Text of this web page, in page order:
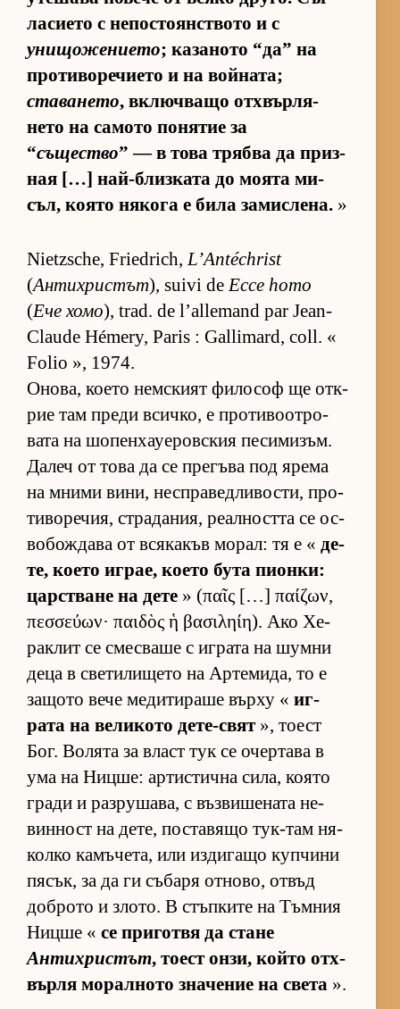
ла­си­ето с не­пос­то­ян­с­т­вото и с
унищожението; ка­за­ното “да” на
про­ти­во­ре­чи­ето и на вой­на­та;
ставането, включ­ващо от­х­вър­ля­
нето на са­мото по­ня­тие за
“същество” — в това трябва да приз­
ная […] най-близ­ката до мо­ята ми­
съл, ко­ято ня­кога е била за­мис­ле­на. »
Nietzsche, Friedrich,L’Antéchrist
(Антихристът), suivi deEcce homo
(Ече хомо), trad. de l’allemand par Jean-
Claude Hémery, Paris : Gallimard, coll. «
Folio », 1974.
Оно­ва, ко­ето нем­с­кият фи­ло­соф ще от­к­
рие там преди всич­ко, е про­ти­во­от­ро­
вата на шо­пен­ха­уе­ров­с­кия пе­си­ми­зъм.
Да­леч от това да се пре­гъва под ярема
на мними ви­ни, нес­п­ра­вед­ли­вос­ти, про­
ти­во­ре­чия, стра­да­ния, ре­ал­ността се ос­
во­бож­дава от вся­ка­къв мо­рал: тя е « де­
те, ко­ето иг­рае, ко­ето бута пи­он­ки:
цар­с­т­ване на дете » (παῖς […] παίζων,
πεσσεύων· παιδὸς ἡ βασιληίη). Ако Хе­
рак­лит се смес­ваше с иг­рата на шумни
деца в све­ти­ли­щето на Ар­те­ми­да, то е
за­щото вече ме­ди­ти­раше върху « иг­
рата на ве­ли­кото де­те-свят », то­ест
Бог. Во­лята за власт тук се очер­тава в
ума на Ниц­ше: ар­тис­тична си­ла, ко­ято
гради и раз­ру­ша­ва, с въз­ви­ше­ната не­
вин­ност на де­те, пос­та­вящо тук-там ня­
колко ка­мъ­че­та, или из­ди­гащо куп­чини
пя­сък, за да ги съ­баря от­но­во, от­въд
доб­рото и зло­то. В стъп­ките на Тъм­ния
Ницше « се при­готвя да стане
Антихристът, то­ест он­зи, който от­х­
върля мо­рал­ното зна­че­ние на света ».